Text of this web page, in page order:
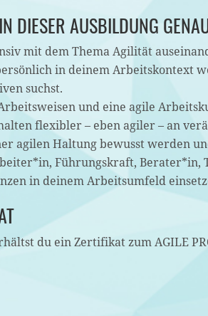
DIESER AUSBILDUNG
mit dem Thema Agilität
in deinem Arbeitskontext
suchst.
und eine agile
flexibler – eben agiler – an
agilen Haltung bewusst werden
Führungskraft, Berater*in,
in deinem Arbeitsumfeld
du ein Zertifikat zum AGILE